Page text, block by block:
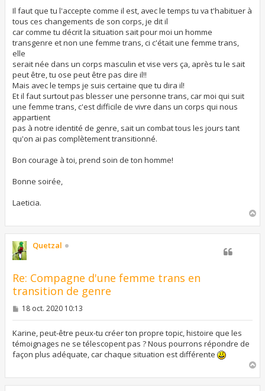
g
e
Il faut que tu l'accepte comme il est, avec le temps tu va t'habituer à
tous ces changements de son corps, je dit il
car comme tu décrit la situation sait pour moi un homme
transgenre et non une femme trans, ci c'était une femme trans,
elle
serait née dans un corps masculin et vise vers ça, après tu le sait
peut être, tu ose peut être pas dire il!!
Mais avec le temps je suis certaine que tu dira il!
Et il faut surtout pas blesser une personne trans, car moi qui suit
une femme trans, c'est difficile de vivre dans un corps qui nous
appartient
pas à notre identité de genre, sait un combat tous les jours tant
qu'on ai pas complètement transitionné.
Bon courage à toi, prend soin de ton homme!
Bonne soirée,
Laeticia.
u
Quetzal
Re: Compagne d'une femme trans en
transition de genre
M
s
a
g
e
18 oct. 2020 10:13
Karine, peut-être peux-tu créer ton propre topic, histoire que les
témoignages ne se télescopent pas ? Nous pourrons répondre de
façon plus adéquate, car chaque situation est différente
a
u